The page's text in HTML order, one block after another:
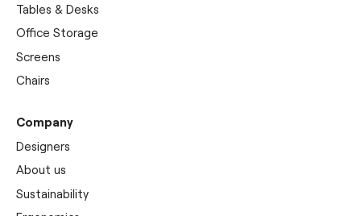
Tables & Desks
Office Storage
Screens
Chairs
Company
Designers
About us
Sustainability